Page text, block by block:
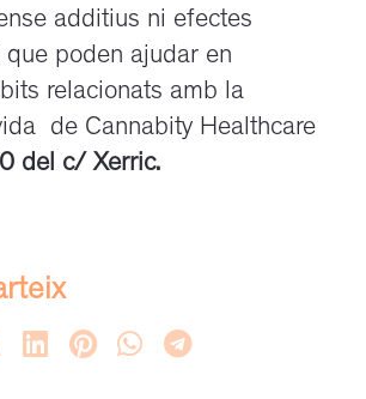
additius ni efectes
poden ajudar en
relacionats amb la
de Cannabity Healthcare
del c/ Xerric.